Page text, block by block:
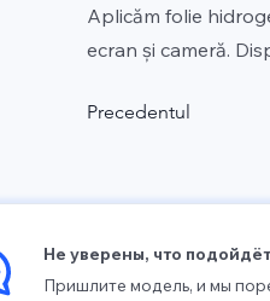
Aplicăm folie
ecran și cameră.
Precedentul
Не уверены, что
Пришлите модель, и мы